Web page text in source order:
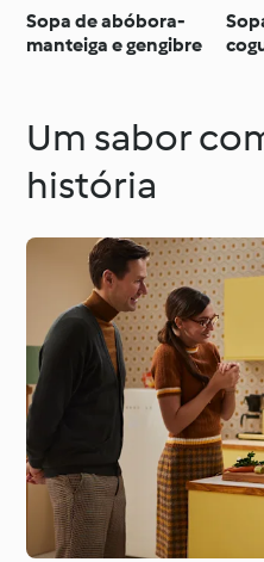
Sopa de abóbora-
manteiga e gengibre
Um sabor
história